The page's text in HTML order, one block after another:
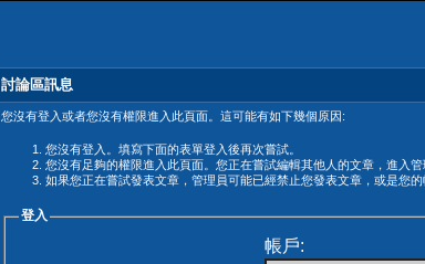
討論區訊息
您沒有登入或者您沒有權限進入此頁面。這可能有如下幾個原因:
您沒有登入。填寫下面的表單登入後再次嘗試。
您沒有足夠的權限進入此頁面。您正在嘗試編輯其他人的文章，進入
如果您正在嘗試發表文章，管理員可能已經禁止您發表文章，或是您的
登入
帳戶: